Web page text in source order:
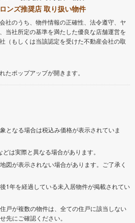
ンズ推奨店 取り扱い物件
社のうち、物件情報の正確性、法令遵守、ヤ
当社所定の基準を満たした優良な店舗運営を
（もしくは当該認定を受けた不動産会社の取
たポップアップが開きます。
となる場合は税込み価格が表示されていま
は実際と異なる場合があります。
図が表示されない場合があります。ご了承く
1年を経過している未入居物件が掲載されてい
戸が複数の物件は、全ての住戸に該当しない
先にご確認ください。